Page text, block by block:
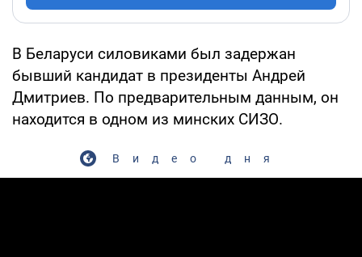
В Беларуси силовиками был задержан
бывший кандидат в президенты Андрей
Дмитриев. По предварительным данным, он
находится в одном из минских СИЗО.
Видео дня